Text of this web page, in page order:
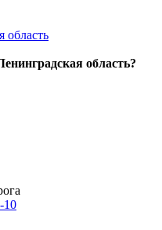
область
область?
10